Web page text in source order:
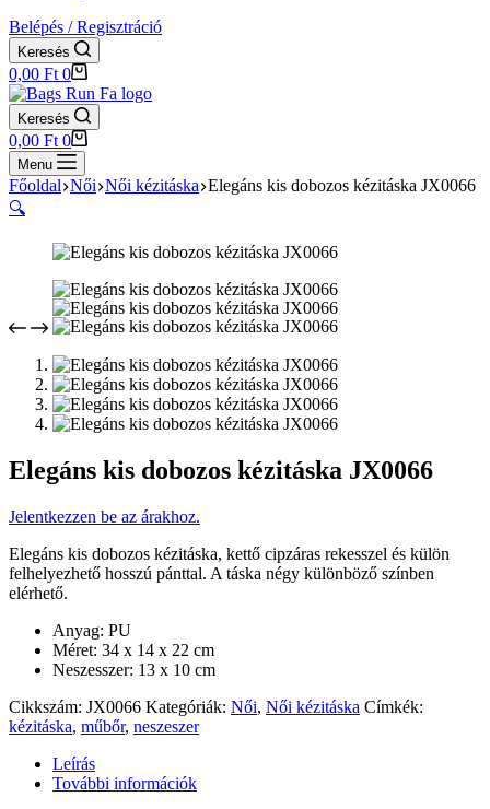
Belépés / Regisztráció
Keresés
Shopping
cart
0,00 Ft 0
Keresés
Shopping
cart
0,00 Ft 0
Menu
Főoldal Női Női kézitáska Elegáns kis dobozos kézitáska JX0066
🔍
Elegáns kis dobozos kézitáska JX0066
Jelentkezzen be az árakhoz.
Elegáns kis dobozos kézitáska, kettő cipzáras rekesszel és külön
felhelyezhető hosszú pánttal. A táska négy különböző színben
elérhető.
Anyag: PU
Méret: 34 x 14 x 22 cm
Neszesszer: 13 x 10 cm
Cikkszám: JX0066 Kategóriák: Női, Női kézitáska Címkék:
kézitáska, műbőr, neszeszer
Leírás
További információk